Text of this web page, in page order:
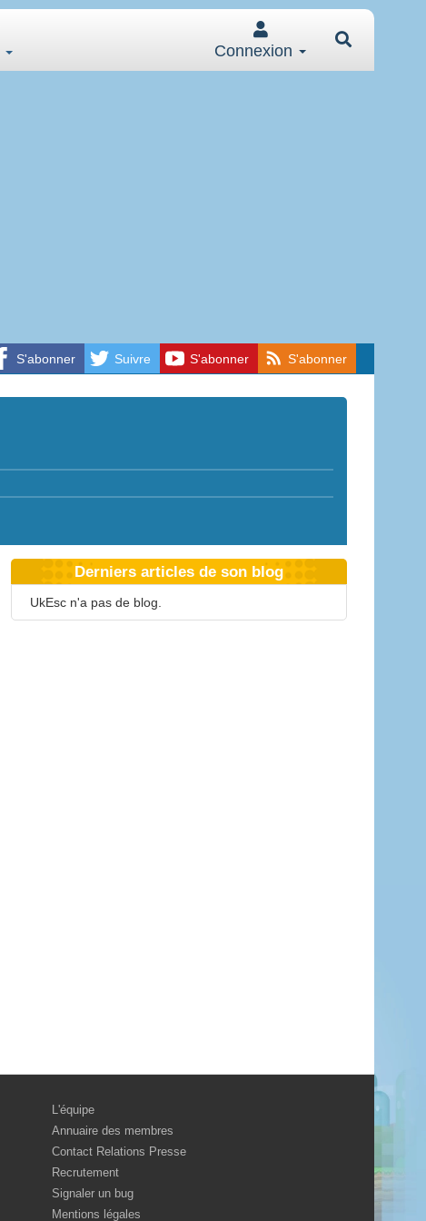
Connexion
S'abonner Suivre S'abonner S'abonner
Derniers articles de son blog
UkEsc n'a pas de blog.
L'équipe
Annuaire des membres
Contact Relations Presse
Recrutement
Signaler un bug
Mentions légales